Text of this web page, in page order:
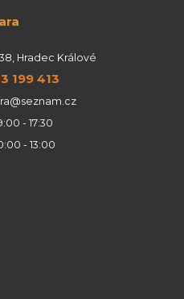
Hradec Králové
199 413
- 17:30
- 13:00